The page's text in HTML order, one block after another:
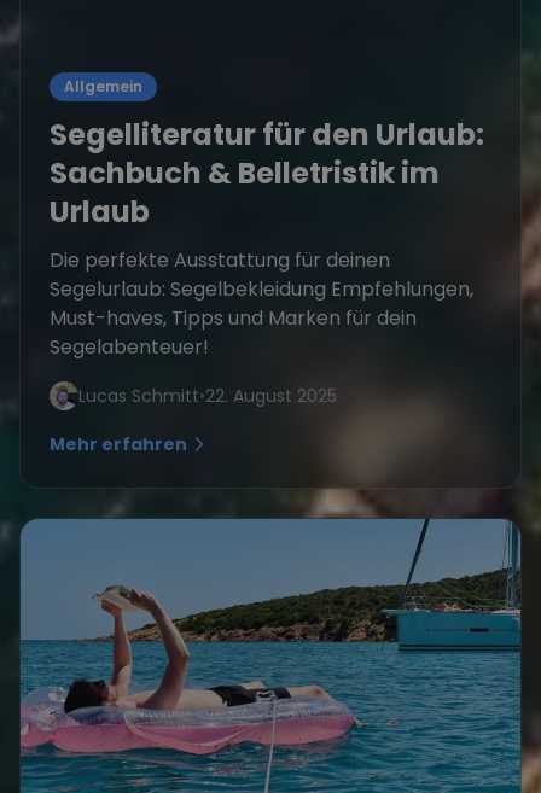
Allgemein
Segelliteratur für den Urlaub:
Sachbuch & Belletristik im
Urlaub
Die perfekte Ausstattung für deinen
Segelurlaub: Segelbekleidung Empfehlungen,
Must-haves, Tipps und Marken für dein
Segelabenteuer!
Lucas Schmitt•22. August 2025
Mehr erfahren